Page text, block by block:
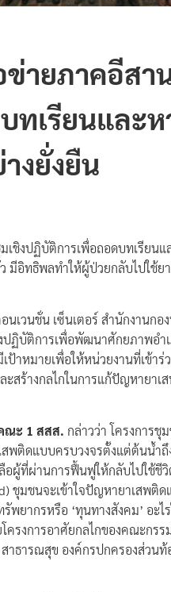
ายภาคอีสา
เรียนและห
งยั่งยืน
เชิงปฏิบัติการเพื่อถอดบทเรียน
มีอิทธิพลทำให้ผู้ป่วยกลับไปใช้
นเวนชั่น เซ็นเตอร์ สำนักงานก
ปฏิบัติการเพื่อพัฒนาศักยภาพอ
ป้าหมายเพื่อให้หน่วยงานที่เข้า
สร้างกลไกในการแก้ปัญหายาเ
ณะ 1 สสส. กล่าวว่า โครงการชุ
พติดแบบครบวงจรตั้งแต่ต้นน้ำ
อผู้ที่ผ่านการฟื้นฟูให้กลับไปใช้ชี
ชุมชนจะเข้าใจปัญหายาเสพ
พยากรหรือ ‘ทุนทางสังคม’ อะ
ครงการอาศัยกลไกของคณะก
าธารณสุข องค์กรปกครองส่วน